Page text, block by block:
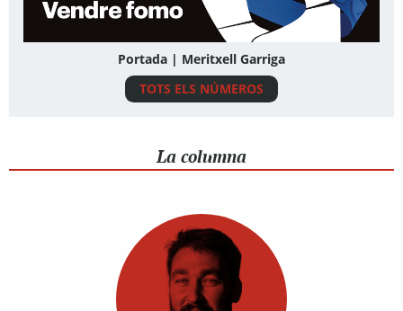
Portada | Meritxell Garriga
TOTS ELS NÚMEROS
La columna